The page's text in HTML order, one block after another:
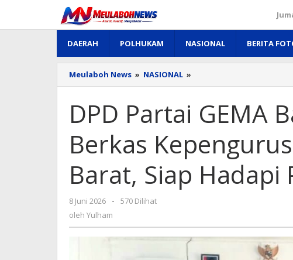
konten
DAERAH POLHUKAM NASIONAL BERITA
Meulaboh News » NASIONAL »
Partai
Bangsa
Serahkan
Kepengurusan
ke
Aceh
Barat,
2029
DPD Partai GEMA
Berkas
Barat, Siap Hadapi
8 Juni 2026
oleh
-
570 Dilihat
oleh Yulham